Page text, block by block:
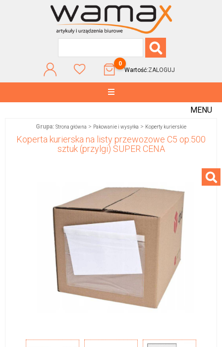
0
Wartość:ZALOGUJ
MENU
Grupa: Strona główna > Pakowanie i wysyłka > Koperty kurierskie
Koperta kurierska na listy przewozowe C5 op.500
sztuk (przylgi) SUPER CENA